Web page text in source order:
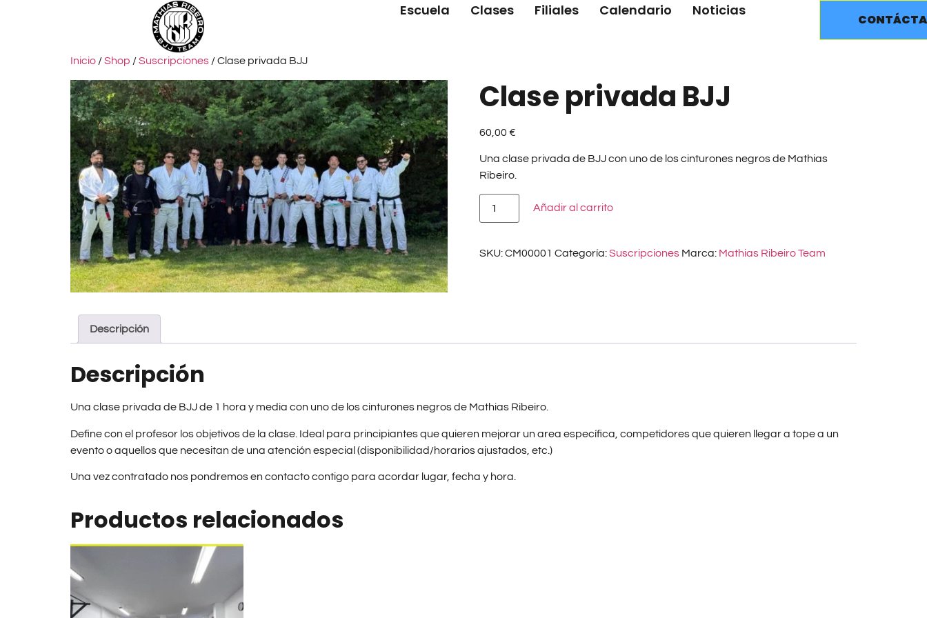
Escuela Clases Filiales Calendario Noticias
Inicio /Shop /Suscripciones / Clase privada BJJ
Clase privada BJJ
60,00 €
Una clase privada de BJJ con uno de los cinturones negros de Mathias
Ribeiro.
Añadir al carrito
SKU:CM00001 Categoría:Suscripciones Marca: Mathias Ribeiro Team
Descripción
Descripción
Una clase privada de BJJ de 1 hora y media con uno de los cinturones negros de Mathias Ribeiro.
Define con el profesor los objetivos de la clase. Ideal para principiantes que quieren mejorar un area específica, competidores que quieren llegar a tope a un
evento o aquellos que necesitan de una atención especial (disponibilidad/horarios ajustados, etc.)
Una vez contratado nos pondremos en contacto contigo para acordar lugar, fecha y hora.
Productos relacionados